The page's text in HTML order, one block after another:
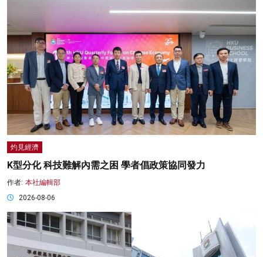
灼見經濟
K型分化 科技難解內需之困 學者倡政策協同發力
作者: 本社編輯部
2026-08-06